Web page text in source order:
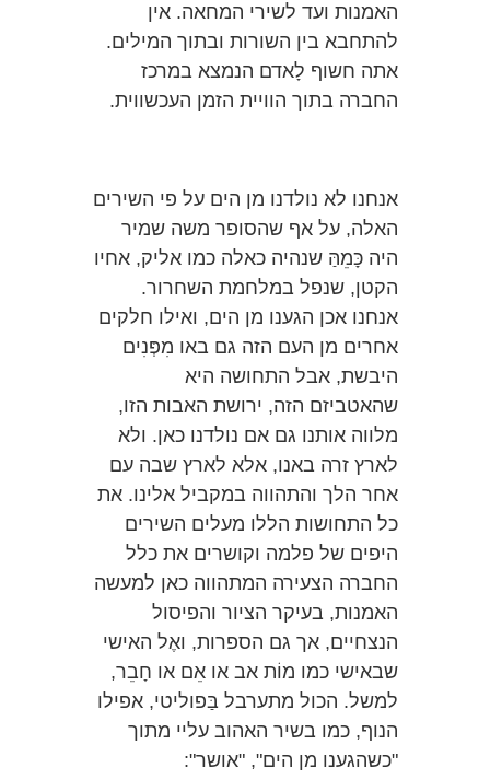
האמנות ועד לשירי המחאה. אין
להתחבא בין השורות ובתוך המילים.
אתה חשוף לָאדם הנמצא במרכז
החברה בתוך הוויית הזמן העכשווית.
אנחנו לא נולדנו מן הים על פי השירים
האלה, על אף שהסופר משה שמיר
היה כָּמֵהַּ שנהיה כאלה כמו אליק, אחיו
הקטן, שנפל במלחמת השחרור.
אנחנו אכן הגענו מן הים, ואילו חלקים
אחרים מן העם הזה גם באו מִפְּנִים
היבשת, אבל התחושה היא
שהאטביזם הזה, ירושת האבות הזו,
מלווה אותנו גם אם נולדנו כאן. ולא
לארץ זרה באנו, אלא לארץ שבה עם
אחר הלך והתהווה במקביל אלינו. את
כל התחושות הללו מעלים השירים
היפים של פלמה וקושרים את כלל
החברה הצעירה המתהווה כאן למעשה
האמנות, בעיקר הציור והפיסול
הנצחיים, אך גם הספרות, ואֶל האישי
שבאישי כמו מוֹת אב או אֵם או חָבֵר,
למשל. הכול מתערבל בַּפוליטי, אפילו
הנוף, כמו בשיר האהוב עליי מתוך
"כשהגענו מן הים", "אושר":